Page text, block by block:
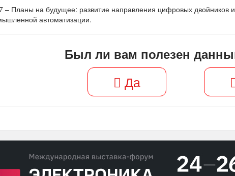
– Планы на будущее: развитие направления цифровых двойников
автоматизации.
Был ли вам полезен
Да